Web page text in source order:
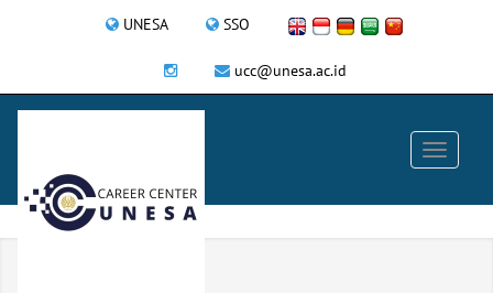
UNESA SSO
ucc@unesa.ac.id